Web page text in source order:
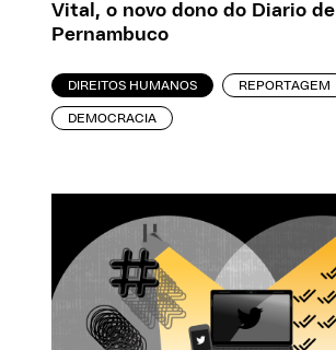
Vital, o novo dono do Diario de
Pernambuco
DIREITOS HUMANOS REPORTAGEM
DEMOCRACIA